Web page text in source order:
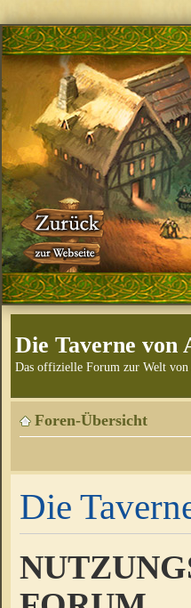
Die Taverne von
Das offizielle Forum zur Welt
Foren-Übersicht
Die